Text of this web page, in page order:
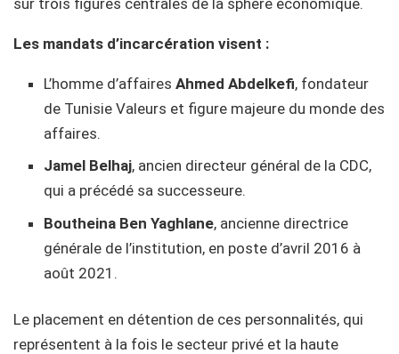
Les mandats d’incarcération visent :
L’homme d’affairesAhmed Abdelkefi, fondateur
de Tunisie Valeurs et figure majeure du monde des
affaires.
Jamel Belhaj, ancien directeur général de la CDC,
qui a précédé sa successeure.
Boutheina Ben Yaghlane, ancienne directrice
générale de l’institution, en poste d’avril 2016 à
août 2021.
Le placement en détention de ces personnalités, qui
représentent à la fois le secteur privé et la haute